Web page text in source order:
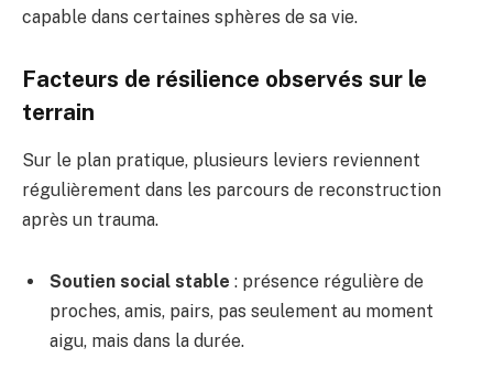
capable dans certaines sphères de sa vie.
Facteurs de résilience observés sur le
terrain
Sur le plan pratique, plusieurs leviers reviennent
régulièrement dans les parcours de reconstruction
après un trauma.
Soutien social stable : présence régulière de
proches, amis, pairs, pas seulement au moment
aigu, mais dans la durée.